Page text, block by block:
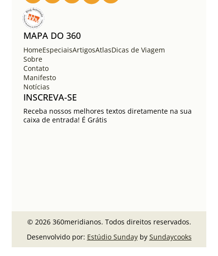
MAPA DO 360
HomeEspeciaisArtigosAtlasDicas de Viagem
Sobre
Contato
Manifesto
Notícias
INSCREVA-SE
Receba nossos melhores textos diretamente na sua
caixa de entrada! É Grátis
© 2026 360meridianos. Todos direitos reservados.
Desenvolvido por: Estúdio Sundayby Sundaycooks